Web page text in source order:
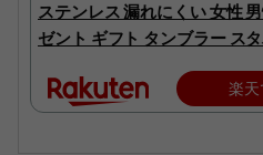
ステンレス 漏れにくい 女性
ゼント ギフト タンブラー ス
楽天